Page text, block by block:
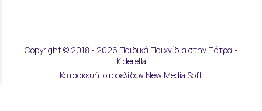
Copyright © 2018 - 2026 Παιδικά Παιχνίδια στην Πάτρα -
Kiderella
Κατασκευή Ιστοσελίδων New Media Soft